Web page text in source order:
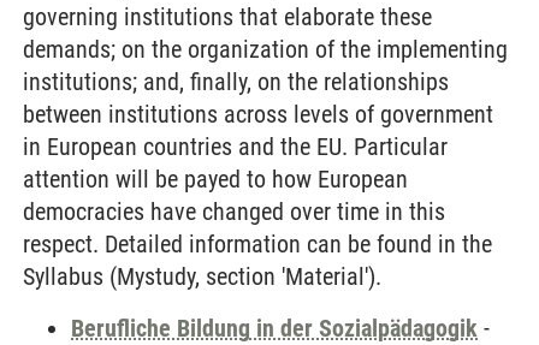
governing institutions that elaborate these
demands; on the organization of the implementing
institutions; and, finally, on the relationships
between institutions across levels of government
in European countries and the EU. Particular
attention will be payed to how European
democracies have changed over time in this
respect. Detailed information can be found in the
Syllabus (Mystudy, section 'Material').
Berufliche Bildung in der Sozialpädagogik -